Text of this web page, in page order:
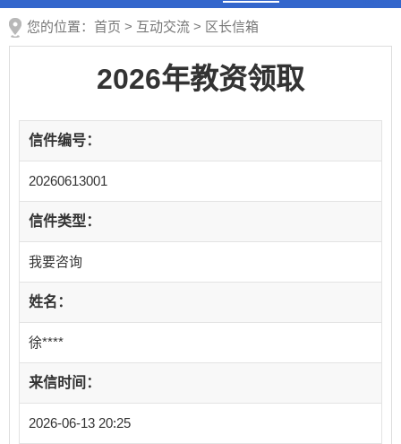
您的位置： 首页 > 互动交流 > 区长信箱
2026年教资领取
信件编号：
20260613001
信件类型：
我要咨询
姓名：
徐****
来信时间：
2026-06-13 20:25